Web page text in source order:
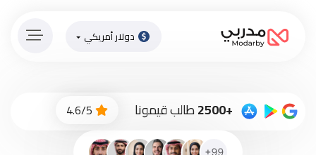
الاّن
دولار أمريكي
+2500 طالب قيمونا 4.6/5